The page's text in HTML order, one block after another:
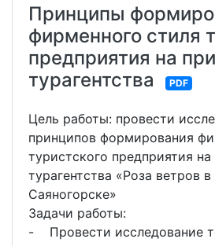
Принципы
фирменного стиля
предприятия на
турагентства
PDF
Цель работы: провести
принципов формирования
туристского предприятия
турагентства «Роза ветров
Саяногорске»
Задачи работы:
- Провести исследование